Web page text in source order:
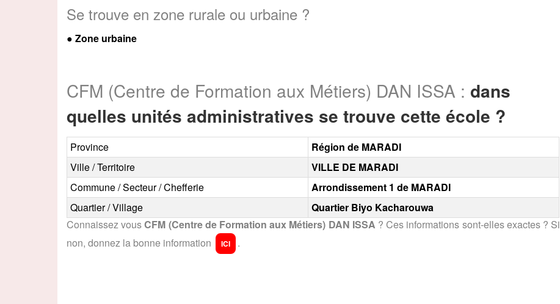
Se trouve en zone rurale ou urbaine ?
● Zone urbaine
CFM (Centre de Formation aux Métiers) DAN ISSA :dans
quelles unités administratives se trouve cette école ?
Province
Région de MARADI
Ville / Territoire
VILLE DE MARADI
Commune / Secteur / Chefferie
Arrondissement 1 de MARADI
Quartier / Village
Quartier Biyo Kacharouwa
Connaissez vousCFM (Centre de Formation aux Métiers) DAN ISSA ? Ces informations sont-elles exactes ? Si
non, donnez la bonne information
ICI .